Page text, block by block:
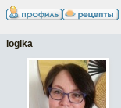
logika